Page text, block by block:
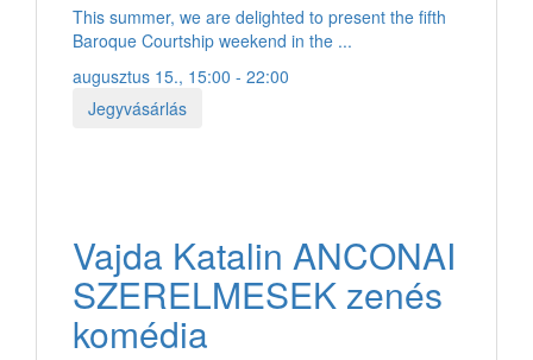
This summer, we are delighted to present the fifth
Baroque Courtship weekend in the ...
augusztus 15., 15:00 - 22:00
Jegyvásárlás
Vajda Katalin ANCONAI
SZERELMESEK zenés
komédia